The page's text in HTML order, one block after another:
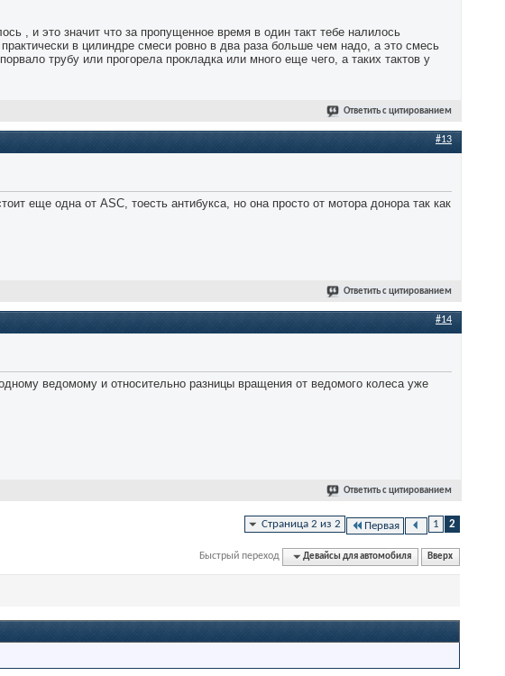
, и это значит что за пропущенное время в один такт тебе налилось
в цилиндре смеси ровно в два раза больше чем надо, а это смесь
трубу или прогорела прокладка или много еще чего, а таких тактов у
Ответить с цитированием
#13
еще одна от ASC, тоесть антибукса, но она просто от мотора донора так как
Ответить с цитированием
#14
ведомому и относительно разницы вращения от ведомого колеса уже
Ответить с цитированием
Страница 2 из 2 Первая 1 2
Быстрый переход Девайсы для автомобиля Вверх